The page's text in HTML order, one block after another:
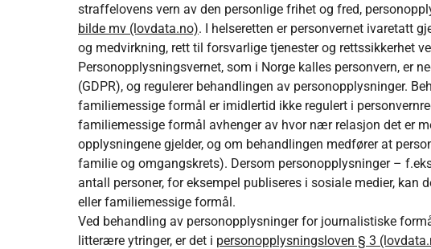
straffelovens vern av den personlige frihet og fred,
bilde mv (lovdata.no). I helseretten er personvernet ivaretatt
og medvirkning, rett til forsvarlige tjenester og rettssikkerhet
Personopplysningsvernet, som i Norge kalles personvern, er
(GDPR), og regulerer behandlingen av personopplysninger.
familiemessige formål er imidlertid ikke regulert i
familiemessige formål avhenger av hvor nær relasjon det er
opplysningene gjelder, og om behandlingen medfører at
familie og omgangskrets). Dersom personopplysninger –
antall personer, for eksempel publiseres i sosiale medier,
eller familiemessige formål.
Ved behandling av personopplysninger for journalistiske
litterære ytringer, er det i personopplysningsloven § 3